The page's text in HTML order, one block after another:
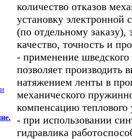
количество отказов
установку
(по отдельному
качество, точность и
- применение
позволяет производить
натяжением ленты в
механического
компенсацию
- при использовании
гидравлика